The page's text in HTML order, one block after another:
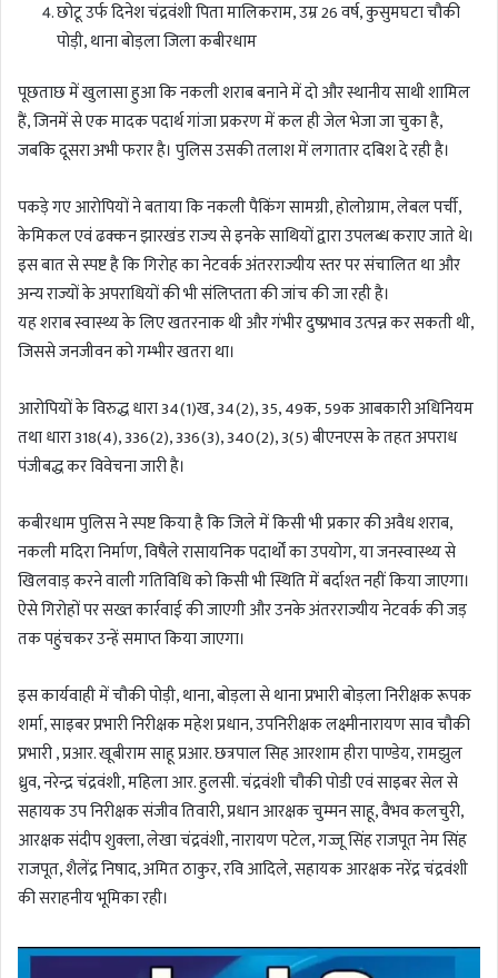
छोटू उर्फ दिनेश चंद्रवंशी पिता मालिकराम, उम्र 26 वर्ष, कुसुमघटा चौकी
पोड़ी, थाना बोड़ला जिला कबीरधाम
पूछताछ में खुलासा हुआ कि नकली शराब बनाने में दो और स्थानीय साथी शामिल
हैं, जिनमें से एक मादक पदार्थ गांजा प्रकरण में कल ही जेल भेजा जा चुका है,
जबकि दूसरा अभी फरार है। पुलिस उसकी तलाश में लगातार दबिश दे रही है।
पकड़े गए आरोपियों ने बताया कि नकली पैकिंग सामग्री, होलोग्राम, लेबल पर्ची,
केमिकल एवं ढक्कन झारखंड राज्य से इनके साथियों द्वारा उपलब्ध कराए जाते थे।
इस बात से स्पष्ट है कि गिरोह का नेटवर्क अंतरराज्यीय स्तर पर संचालित था और
अन्य राज्यों के अपराधियों की भी संलिप्तता की जांच की जा रही है।
यह शराब स्वास्थ्य के लिए खतरनाक थी और गंभीर दुष्प्रभाव उत्पन्न कर सकती थी,
जिससे जनजीवन को गम्भीर खतरा था।
आरोपियों के विरुद्ध धारा 34(1)ख, 34(2), 35, 49क, 59क आबकारी अधिनियम
तथा धारा 318(4), 336(2), 336(3), 340(2), 3(5) बीएनएस के तहत अपराध
पंजीबद्ध कर विवेचना जारी है।
कबीरधाम पुलिस ने स्पष्ट किया है कि जिले में किसी भी प्रकार की अवैध शराब,
नकली मदिरा निर्माण, विषैले रासायनिक पदार्थों का उपयोग, या जनस्वास्थ्य से
खिलवाड़ करने वाली गतिविधि को किसी भी स्थिति में बर्दाश्त नहीं किया जाएगा।
ऐसे गिरोहों पर सख्त कार्रवाई की जाएगी और उनके अंतरराज्यीय नेटवर्क की जड़
तक पहुंचकर उन्हें समाप्त किया जाएगा।
इस कार्यवाही में चौकी पोड़ी, थाना, बोड़ला से थाना प्रभारी बोड़ला निरीक्षक रूपक
शर्मा, साइबर प्रभारी निरीक्षक महेश प्रधान, उपनिरीक्षक लक्ष्मीनारायण साव चौकी
प्रभारी , प्रआर. खूबीराम साहू प्रआर. छत्रपाल सिह आरशाम हीरा पाण्डेय, रामझुल
ध्रुव, नरेन्द्र चंद्रवंशी, महिला आर. हुलसी. चंद्रवंशी चौकी पोडी एवं साइबर सेल से
सहायक उप निरीक्षक संजीव तिवारी, प्रधान आरक्षक चुम्मन साहू, वैभव कलचुरी,
आरक्षक संदीप शुक्ला, लेखा चंद्रवंशी, नारायण पटेल, गज्जू सिंह राजपूत नेम सिंह
राजपूत, शैलेंद्र निषाद, अमित ठाकुर, रवि आदिले, सहायक आरक्षक नरेंद्र चंद्रवंशी
की सराहनीय भूमिका रही।